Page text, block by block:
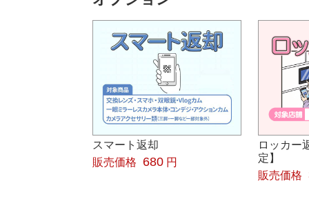
スマート返却
販売価格
680 円
ロッカー
定】
販売価格